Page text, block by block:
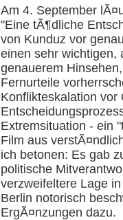
Am 4. September
"Eine tÃ¶dliche
von Kunduz vor
einen sehr
genauerem
Fernurteile
Konflikteskalation vor
Extremsituation - ein
Film aus
ich betonen: Es gab
politische
verzweifeltere Lage
Berlin notorisch
ErgÃ¤nzungen dazu.